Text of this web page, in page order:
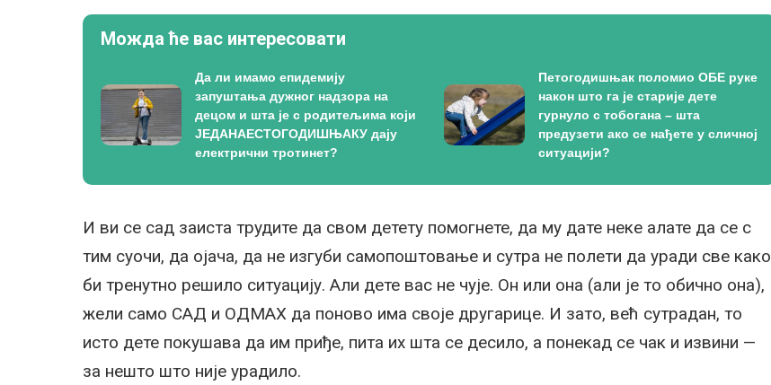
Можда ће вас интересовати
Да ли имамо епидемију
запуштања дужног надзора на
децом и шта је с родитељима који
ЈЕДАНАЕСТОГОДИШЊАКУ дају
електрични тротинет?
Петогодишњак поломио ОБЕ руке
након што га је старије дете
гурнуло с тобогана – шта
предузети ако се нађете у сличној
ситуацији?
И ви се сад заиста трудите да свом детету помогнете, да му дате неке алате да се с
тим суочи, да ојача, да не изгуби самопоштовање и сутра не полети да уради све како
би тренутно решило ситуацију. Али дете вас не чује. Он или она (али је то обично она),
жели само САД и ОДМАХ да поново има своје другарице. И зато, већ сутрадан, то
исто дете покушава да им приђе, пита их шта се десило, а понекад се чак и извини —
за нешто што није урадило.